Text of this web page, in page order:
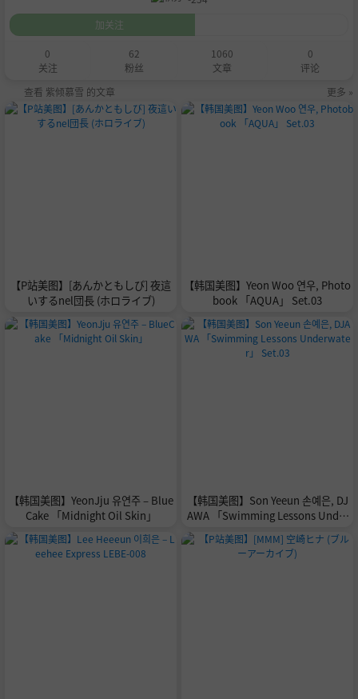
加关注
0
关注
62
粉丝
1060
文章
0
评论
查看 紫倾慕雪 的文章
更多 »
【P站美图】[あんかともしび] 夜這
いするnel団長 (ホロライブ)
【韩国美图】Yeon Woo 연우, Photo
book 「AQUA」 Set.03
【韩国美图】YeonJju 유연주 – Blue
Cake 「Midnight Oil Skin」
【韩国美图】Son Yeeun 손예은, DJ
AWA 「Swimming Lessons Under